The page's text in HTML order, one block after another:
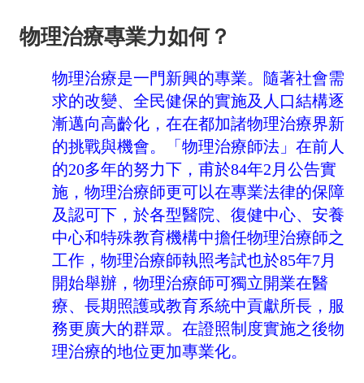
物理治療專業力如何？
物理治療是一門新興的專業。隨著社會需
求的改變、全民健保的實施及人口結構逐
漸邁向高齡化，在在都加諸物理治療界新
的挑戰與機會。「物理治療師法」在前人
的20多年的努力下，甫於84年2 月公告實
施，物理治療師更可以在專業法律的保障
及認可下，於各型醫院、復健中心、安養
中心和特殊教育機構中擔任物理治療師之
工作，物理治療師執照考試也於85年7月
開始舉辦，物理治療師可獨立開業在醫
療、長期照護或教育系統中貢獻所長，服
務更廣大的群眾。在證照制度實施之後物
理治療的地位更加專業化。